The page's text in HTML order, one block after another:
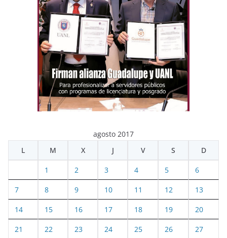
agosto 2017
L
M X J V S D
1 2 3 4 5 6
7 8 9 10 11 12 13
14 15 16 17 18 19 20
21 22 23 24 25 26 27